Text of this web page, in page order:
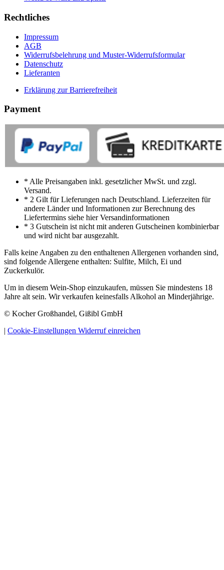
Rechtliches
Impressum
AGB
Widerrufsbelehrung und Muster-Widerrufsformular
Datenschutz
Lieferanten
Erklärung zur Barrierefreiheit
Payment
* Alle Preisangaben inkl. gesetzlicher MwSt. und zzgl.
Versand.
* 2 Gilt für Lieferungen nach Deutschland. Lieferzeiten für
andere Länder und Informationen zur Berechnung des
Liefertermins siehe hier Versandinformationen
* 3 Gutschein ist nicht mit anderen Gutscheinen kombinierbar
und wird nicht bar ausgezahlt.
Falls keine Angaben zu den enthaltenen Allergenen vorhanden sind,
sind folgende Allergene enthalten: Sulfite, Milch, Ei und
Zuckerkulör.
Um in diesem Wein-Shop einzukaufen, müssen Sie mindestens 18
Jahre alt sein. Wir verkaufen keinesfalls Alkohol an Minderjährige.
© Kocher Großhandel, Gißibl GmbH
| Cookie-Einstellungen Widerruf einreichen